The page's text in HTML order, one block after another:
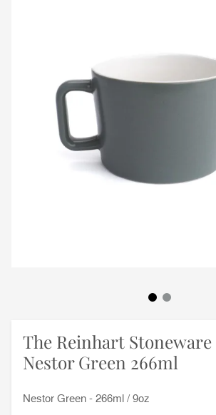
The Reinhart
Nestor Green 266ml
Nestor Green - 266ml / 9oz